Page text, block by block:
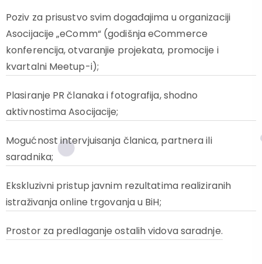
Poziv za prisustvo svim događajima u organizaciji
Asocijacije „eComm“ (godišnja eCommerce
konferencija, otvaranjie projekata, promocije i
kvartalni Meetup-i);
Plasiranje PR članaka i fotografija, shodno
aktivnostima Asocijacije;
Mogućnost intervjuisanja članica, partnera ili
saradnika;
Ekskluzivni pristup javnim rezultatima realiziranih
istraživanja online trgovanja u BiH;
Prostor za predlaganje ostalih vidova saradnje.